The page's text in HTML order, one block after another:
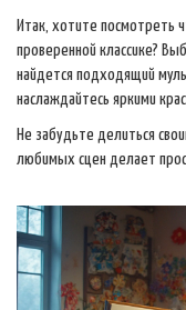
Итак, хотите посмотреть
проверенной классике?
найдется подходящий
наслаждайтесь яркими
Не забудьте делиться
любимых сцен делает